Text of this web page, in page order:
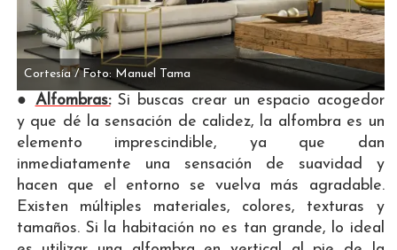
Cortesía / Foto: Manuel Tama
● Alfombras:Si buscas crear un espacio acogedor
y que dé la sensación de calidez, la alfombra es un
elemento imprescindible, ya que dan
inmediatamente una sensación de suavidad y
hacen que el entorno se vuelva más agradable.
Existen múltiples materiales, colores, texturas y
tamaños. Si la habitación no es tan grande, lo ideal